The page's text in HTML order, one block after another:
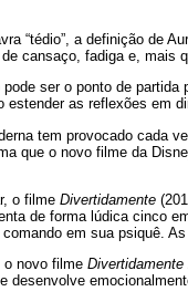
“tédio”, a definição de
cansaço, fadiga e, mais
ser o ponto de
as reflexões em
tem provocado cada
que o novo filme da
o filme Divertidamente
de forma lúdica cinco
em sua psiquê.
novo filme Divertidamente
desenvolve